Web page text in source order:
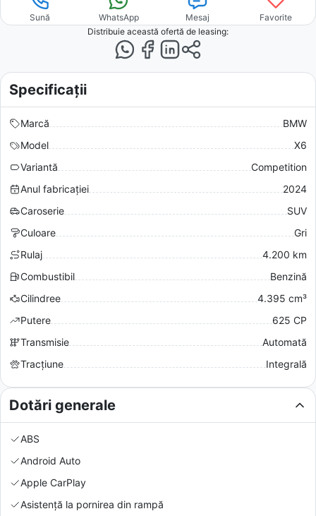
Sună WhatsApp Mesaj
Favorite
Distribuie această ofertă de leasing:
Specificații
Marcă
BMW
Model
X6
Variantă
Competition
Anul fabricației
2024
Caroserie
SUV
Culoare
Gri
Rulaj
4.200 km
Combustibil
Benzină
Cilindree
4.395 cm³
Putere
625 CP
Transmisie
Automată
Tracțiune
Integrală
Dotări generale
ABS
Android Auto
Apple CarPlay
Asistență la pornirea din rampă